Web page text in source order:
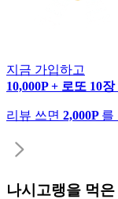
지금 가입하고
10,000P + 로또 10장
리뷰 쓰면 2,000P 를
나시고랭을 먹